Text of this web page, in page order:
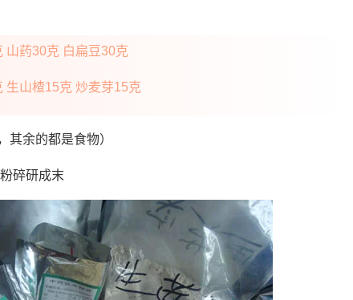
山药30克 白扁豆30克
生山楂15克 炒麦芽15克
其余的都是食物）
碎研成末